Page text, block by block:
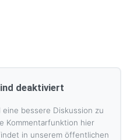
deaktiviert
eine bessere Diskussion zu
Kommentarfunktion hier
in unserem öffentlichen